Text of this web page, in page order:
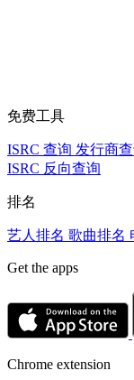
免费工具
ISRC 查询 发行商
ISRC 反向查询
排名
艺人排名 歌曲排名
Get the apps
Chrome extension